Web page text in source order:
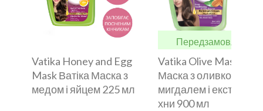
Vatika Honey and Egg
Mask Ватіка Маска з
медом і яйцем 225 мл
Передзамовлення
Vatika Olive Mask
Маска з оливкою
мигдалем і
хни 900 мл